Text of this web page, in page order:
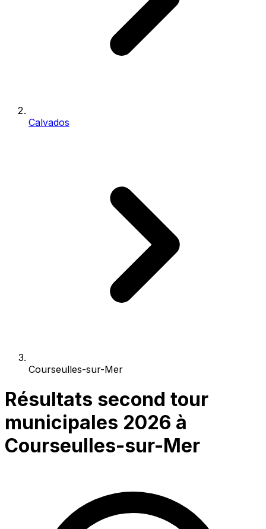
Calvados
Courseulles-sur-Mer
Résultats second tour
municipales 2026 à
Courseulles-sur-Mer